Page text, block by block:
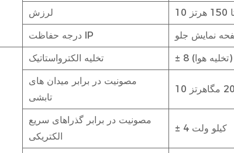
لرزش
درجه حفاظت IP
تخلیه الکترواستاتیک
مصونیت در برابر میدان های
تابشی
مصونیت در برابر گذراهای سریع
الکتریکی
± 4 کیلو ولت